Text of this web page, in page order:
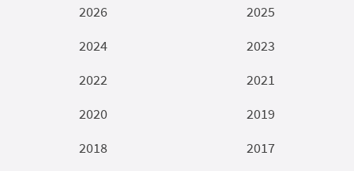
2026
2025
2024
2023
2022
2021
2020
2019
2018
2017